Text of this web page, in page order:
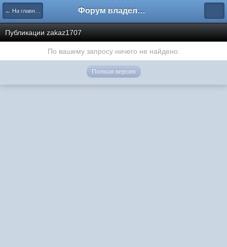
← На главную Форум владельцев интернет-магазинов
Публикации zakaz1707
По вашему запросу ничего не найдено.
Полная версия